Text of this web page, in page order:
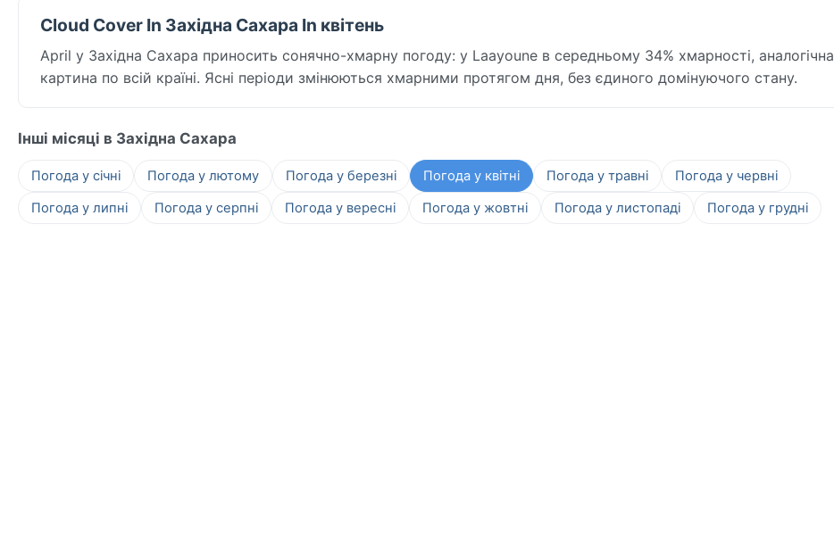
Cloud Cover In Західна Сахара In квітень
April у Західна Сахара приносить сонячно-хмарну погоду: у Laayoune в середньому 34% хмарності, аналогічна
картина по всій країні. Ясні періоди змінюються хмарними протягом дня, без єдиного домінуючого стану.
Інші місяці в Західна Сахара
Погода у січні Погода у лютому Погода у березні Погода у квітні Погода у травні
Погода у червні
Погода у липні
Погода у серпні Погода у вересні Погода у жовтні Погода у листопаді Погода у грудні